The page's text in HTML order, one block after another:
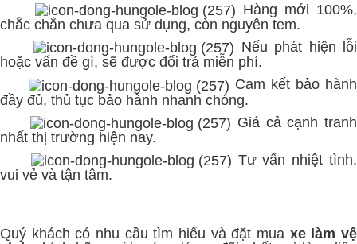
Hàng mới 100%,
chắc chắn chưa qua sử dụng, còn nguyên tem.
Nếu phát hiện lỗi
hoặc vấn đề gì, sẽ được đổi trả miễn phí.
Cam kết bảo hành
đầy đủ, thủ tục bảo hành nhanh chóng.
Giá cả cạnh tranh
nhất thị trường hiện nay.
Tư vấn nhiệt tình,
vui vẻ và tận tâm.
Quý khách có nhu cầu tìm hiểu và đặt mua xe làm vệ